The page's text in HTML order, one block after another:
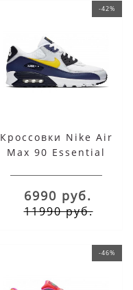
-42%
Кроссовки Nike Air
Max 90 Essential
6990 руб.
11990 руб.
-46%